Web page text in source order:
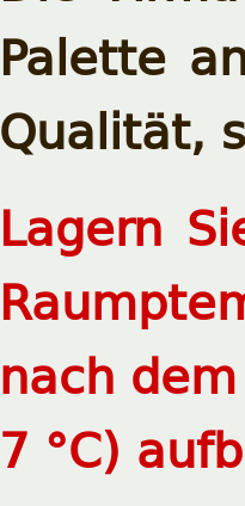
Palette
Qualität,
Lagern
nach
7 °C)